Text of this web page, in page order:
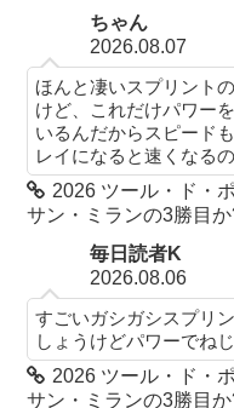
ちゃん
2026.08.07
ほんと凄いスプリント
けど、これだけパワー
いるんだからスピード
レイになると速くなる
2026 ツール・ド・
サン・ミランの3勝目
毎日読者K
2026.08.06
すごいガシガシスプリ
しょうけどパワーでね
2026 ツール・ド・
サン・ミランの3勝目